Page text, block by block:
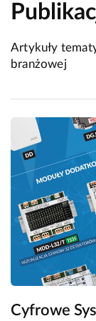
Artykuły
branżowej
Cyfrowe